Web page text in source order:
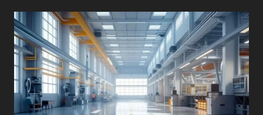
Automatización industrial y control de máquinas